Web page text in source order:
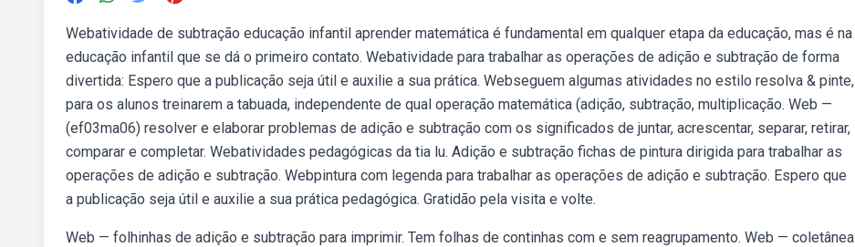
Webatividade de subtração educação infantil aprender matemática é fundamental em qualquer etapa da educação, mas é na
educação infantil que se dá o primeiro contato. Webatividade para trabalhar as operações de adição e subtração de forma
divertida: Espero que a publicação seja útil e auxilie a sua prática. Webseguem algumas atividades no estilo resolva & pinte,
para os alunos treinarem a tabuada, independente de qual operação matemática (adição, subtração, multiplicação. Web —
(ef03ma06) resolver e elaborar problemas de adição e subtração com os significados de juntar, acrescentar, separar, retirar,
comparar e completar. Webatividades pedagógicas da tia lu. Adição e subtração fichas de pintura dirigida para trabalhar as
operações de adição e subtração. Webpintura com legenda para trabalhar as operações de adição e subtração. Espero que
a publicação seja útil e auxilie a sua prática pedagógica. Gratidão pela visita e volte.
Web — folhinhas de adição e subtração para imprimir. Tem folhas de continhas com e sem reagrupamento. Web — coletânea